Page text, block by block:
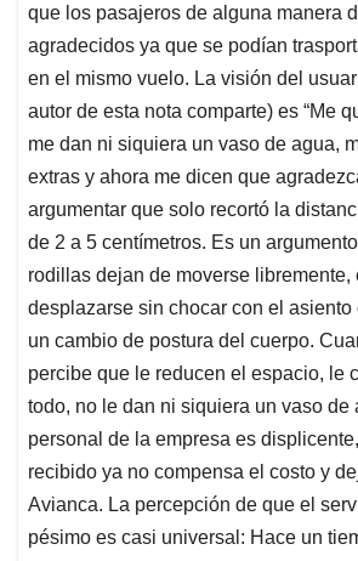
que los pasajeros de alguna manera
agradecidos ya que se podían
en el mismo vuelo. La visión del
autor de esta nota comparte) es “Me
me dan ni siquiera un vaso de agua,
extras y ahora me dicen que
argumentar que solo recortó la
de 2 a 5 centímetros. Es un
rodillas dejan de moverse
desplazarse sin chocar con el asiento
un cambio de postura del cuerpo.
percibe que le reducen el espacio, le
todo, no le dan ni siquiera un vaso de
personal de la empresa es
recibido ya no compensa el costo y
Avianca. La percepción de que el
pésimo es casi universal: Hace un